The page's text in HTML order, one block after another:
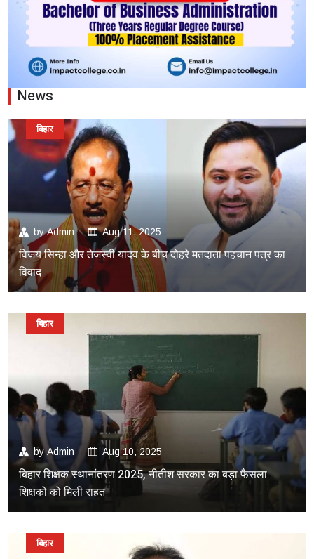
News
byAdmin Aug 11, 2025
विजय सिन्हा और तेजस्वी यादव के बीच दोहरे मतदाता पहचान पत्र का
विवाद
बिहार
byAdmin Aug 10, 2025
बिहार शिक्षक स्थानांतरण 2025, नीतीश सरकार का बड़ा फैसला
शिक्षकों को मिली राहत
बिहार
बिहार